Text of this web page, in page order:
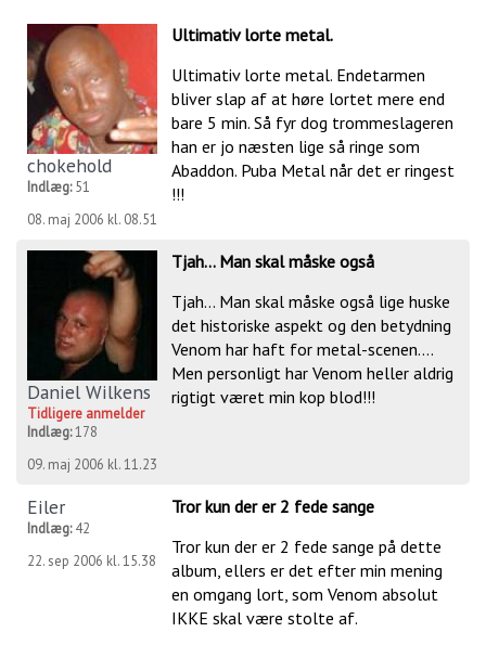
chokehold
Indlæg:51
08. maj 2006 kl. 08.51
Ultimativ lorte metal.
Ultimativ lorte metal. Endetarmen
bliver slap af at høre lortet mere end
bare 5 min. Så fyr dog trommeslageren
han er jo næsten lige så ringe som
Abaddon. Puba Metal når det er ringest
!!!
Daniel Wilkens
Tidligere anmelder
Indlæg:178
09. maj 2006 kl. 11.23
Tjah... Man skal måske også
Tjah... Man skal måske også lige huske
det historiske aspekt og den betydning
Venom har haft for metal-scenen....
Men personligt har Venom heller aldrig
rigtigt været min kop blod!!!
Eiler
Indlæg:42
22. sep 2006 kl. 15.38
Tror kun der er 2 fede sange
Tror kun der er 2 fede sange på dette
album, ellers er det efter min mening
en omgang lort, som Venom absolut
IKKE skal være stolte af.